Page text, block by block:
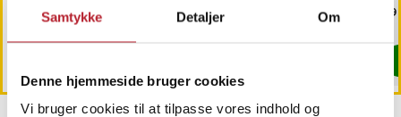
Samtykke Detaljer Om
Denne hjemmeside bruger cookies
Vi bruger cookies til at tilpasse vores indhold og
- Medfølger: Oplader, rejseetui og børstehovedbeholder
- Målgruppe: Voksne
dybderensende
tandbørstehoveder
:499 kr.
499 kr.
Findes på lager, Leveres i løbet af 1-2 hverdage
Pris:
349 kr.